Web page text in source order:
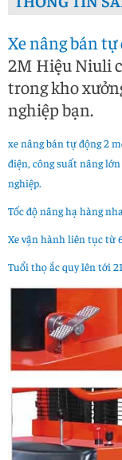
Xe nâng bán
2M Hiệu Niuli
trong kho
nghiệp bạn.
xe nâng bán tự động 2
điện, công suất nâng
nghiệp.
Tốc độ nâng hạ hàng
Xe vận hành liên tục từ
Tuổi thọ ắc quy lên tới